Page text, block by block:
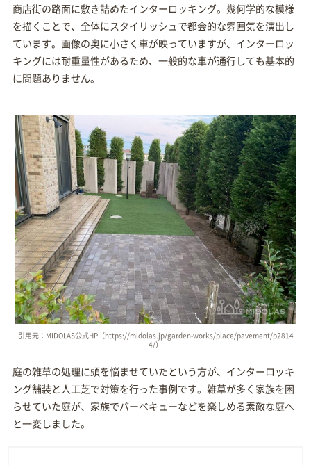
商店街の路面に敷き詰めたインターロッキング。幾何学的な模様
を描くことで、全体にスタイリッシュで都会的な雰囲気を演出し
ています。画像の奥に小さく車が映っていますが、インターロッ
キングには耐重量性があるため、一般的な車が通行しても基本的
に問題ありません。
引用元：MIDOLAS公式HP（https://midolas.jp/garden-works/place/pavement/p2814
4/）
庭の雑草の処理に頭を悩ませていたという方が、インターロッキ
ング舗装と人工芝で対策を行った事例です。雑草が多く家族を困
らせていた庭が、家族でバーベキューなどを楽しめる素敵な庭へ
と一変しました。